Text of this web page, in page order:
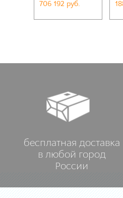
706 192 руб.
бесплатная доставка
в любой город
России